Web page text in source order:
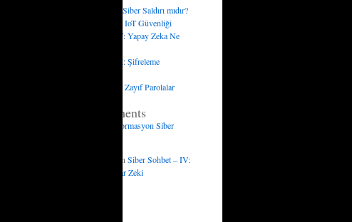
Dezenformasyon Siber Saldırı mıdır?
Siber Sohbet – V: IoT Güvenliği
Siber Sohbet – IV: Yapay Zeka Ne
Siber Sohbet – III: Şifreleme
Siber Sohbet – II: Zayıf Parolalar
Recent Comments
Dezenformasyon Siber
on Siber Sohbet – IV:
Yapay Zeka Ne Kadar Zeki